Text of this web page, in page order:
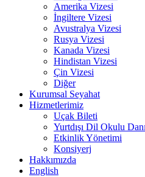
Amerika Vizesi
İngiltere Vizesi
Avustralya Vizesi
Rusya Vizesi
Kanada Vizesi
Hindistan Vizesi
Çin Vizesi
Diğer
Kurumsal Seyahat
Hizmetlerimiz
Uçak Bileti
Yurtdışı Dil Okulu
Etkinlik Yönetimi
Konsiyerj
Hakkımızda
English